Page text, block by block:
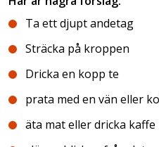
Ta ett djupt andetag
Sträcka på kroppen
Dricka en kopp te
prata med en vän eller
äta mat eller dricka